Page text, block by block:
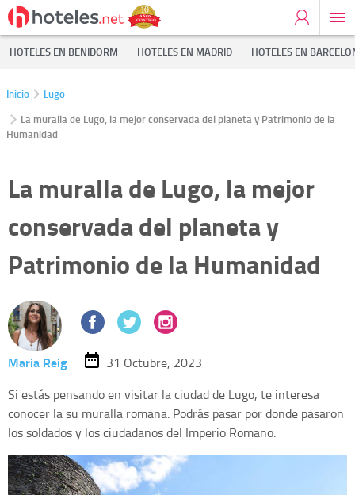
HOTELES EN BENIDORM HOTELES EN MADRID HOTELES EN
Inicio
Lugo
La muralla de Lugo, la mejor conservada del planeta y Patrimonio de la
Humanidad
La muralla de Lugo, la mejor
conservada del planeta y
Patrimonio de la Humanidad
Maria Reig
31 Octubre, 2023
Si estás pensando en visitar la ciudad de Lugo, te interesa
conocer la su muralla romana. Podrás pasar por donde pasaron
los soldados y los ciudadanos del Imperio Romano.